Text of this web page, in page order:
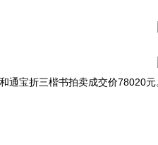
通宝折三楷书拍卖成交价